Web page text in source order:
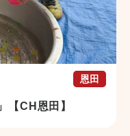
恩田
【CH恩田】